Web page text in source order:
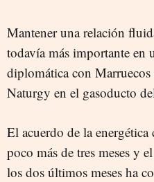
Mantener una relación
todavía más importante en
diplomática con Marruecos
Naturgy en el gasoducto
El acuerdo de la energética
poco más de tres meses y
los dos últimos meses ha